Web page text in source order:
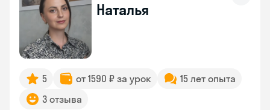
Наталья
5 от 1590 ₽ за урок
15 лет опыта
3 отзыва